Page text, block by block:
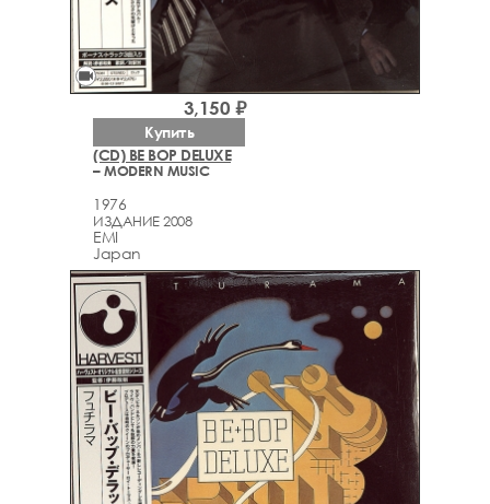
videocam
(CD) BE BOP DELUXE
– MODERN MUSIC
1976
ИЗДАНИЕ 2008
EMI
Japan
3,150 ₽
Купить